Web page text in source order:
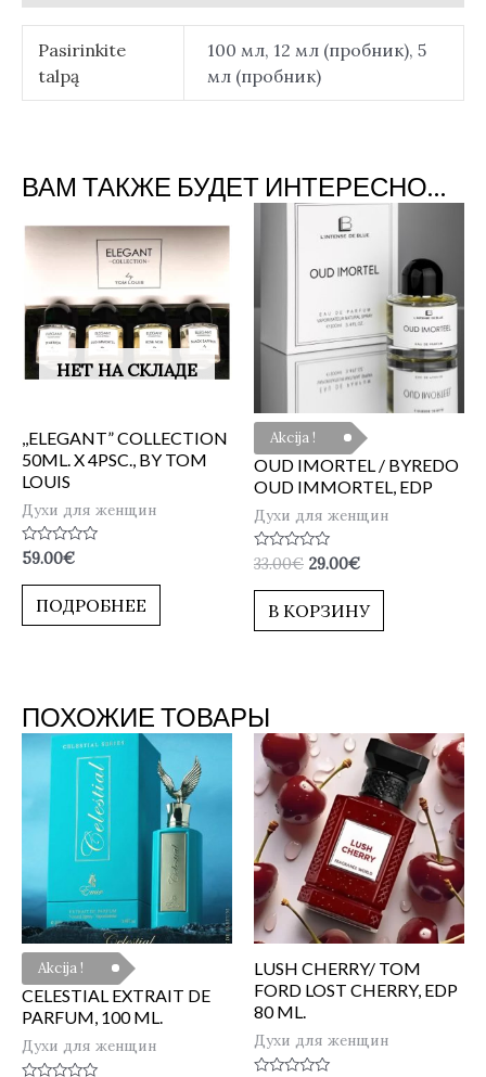
Pasirinkite
talpą
100 мл, 12 мл (пробник), 5
мл (пробник)
ВАМ ТАКЖЕ БУДЕТ ИНТЕРЕСНО…
НЕТ НА СКЛАДЕ
,,ELEGANT” COLLECTION
50ML. X 4PSC., BY TOM
LOUIS
Духи для женщин
Оценка
из
59.00€
ПОДРОБНЕЕ
Akcija !
OUD IMORTEL / BYREDO
OUD IMMORTEL, EDP
Духи для женщин
Оценка
из
33.00€ 29.00€
В КОРЗИНУ
ПОХОЖИЕ ТОВАРЫ
Akcija !
CELESTIAL EXTRAIT DE
PARFUM, 100 ML.
Духи для женщин
LUSH CHERRY/ TOM
FORD LOST CHERRY, EDP
80 ML.
Духи для женщин